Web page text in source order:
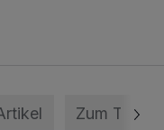
Zum Thema